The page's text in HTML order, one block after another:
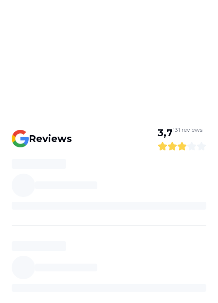
Reviews 3,7131 reviews